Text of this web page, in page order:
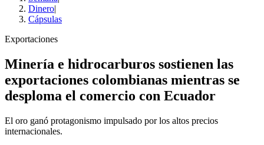
Dinero|
Cápsulas
Exportaciones
Minería e hidrocarburos sostienen las
exportaciones colombianas mientras se
desploma el comercio con Ecuador
El oro ganó protagonismo impulsado por los altos precios
internacionales.